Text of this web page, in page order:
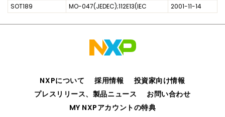
SOT189
MO-047(JEDEC);112E13(IEC 2001-11-14
NXPについて 採用情報
投資家向け情報
プレスリリース、製品ニュース
お問い合わせ
MY NXPアカウントの特典